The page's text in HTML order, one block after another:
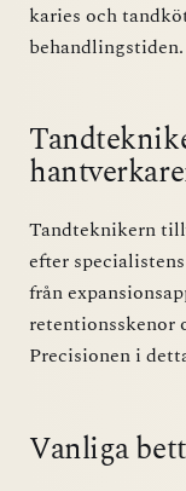
karies och
behandlingstiden.
Tandteknikern
efter
från
retentionsskenor
Precisionen i
Vanliga